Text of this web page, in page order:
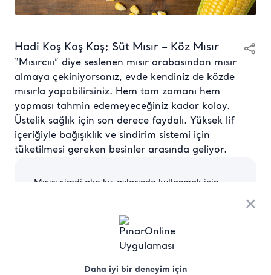
×
Daha iyi bir deneyim için
Hadi Koş Koş Koş; Süt Mısır – Köz Mısır
“Mısırcııı” diye seslenen mısır arabasından mısır
almaya çekiniyorsanız, evde kendiniz de közde
mısırla yapabilirsiniz. Hem tam zamanı hem
yapması tahmin edemeyeceğiniz kadar kolay.
Üstelik sağlık için son derece faydalı. Yüksek lif
içeriğiyle bağışıklık ve sindirim sistemi için
tüketilmesi gereken besinler arasında geliyor.
Mısırı şimdi alıp kış aylarında kullanmak için
● İsterseniz bu mevsimde alacağınız mısırları
hazır evdeyken hazırlayıp derin dondurucuda
saklayarak kış boyunca salatalarınızda,
pizzalarınızda, yemeklerinizde ya da
çorbalarınızda kullanabilirsiniz.